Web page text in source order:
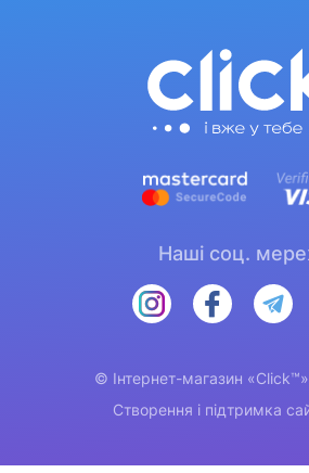
Наші соц.
© Інтернет-магазин
Створення і підтримка